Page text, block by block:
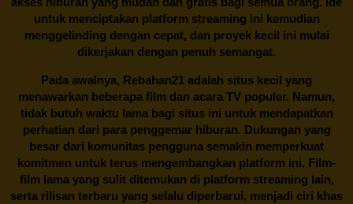
untuk menciptakan platform streaming ini kemudian
menggelinding dengan cepat, dan proyek kecil ini mulai
dikerjakan dengan penuh semangat.
Pada awalnya, Rebahan21 adalah situs kecil yang
menawarkan beberapa film dan acara TV populer. Namun,
tidak butuh waktu lama bagi situs ini untuk mendapatkan
perhatian dari para penggemar hiburan. Dukungan yang
besar dari komunitas pengguna semakin memperkuat
komitmen untuk terus mengembangkan platform ini. Film-
film lama yang sulit ditemukan di platform streaming lain,
serta rilisan terbaru yang selalu diperbarui, menjadi ciri khas